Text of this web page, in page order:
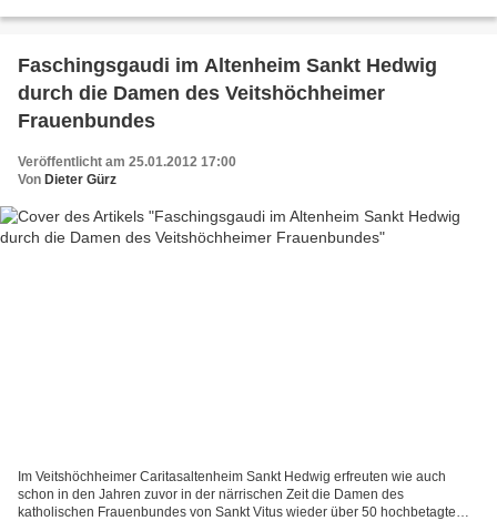
Faschingsgaudi im Altenheim Sankt Hedwig
durch die Damen des Veitshöchheimer
Frauenbundes
Veröffentlicht am 25.01.2012 17:00
Von Dieter Gürz
Im Veitshöchheimer Caritasaltenheim Sankt Hedwig erfreuten wie auch
schon in den Jahren zuvor in der närrischen Zeit die Damen des
katholischen Frauenbundes von Sankt Vitus wieder über 50 hochbetagte